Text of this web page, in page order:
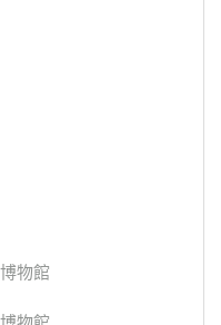
物館